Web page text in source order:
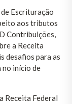
Escrituração
aos tributos
Contribuições,
a Receita
desafios para as
no início de
Receita Federal